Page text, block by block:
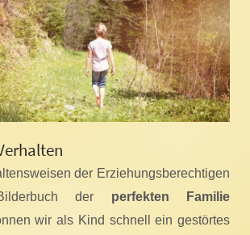
der Erziehungsberechtigen
der perfekten Familie
wir als Kind schnell ein gestörtes